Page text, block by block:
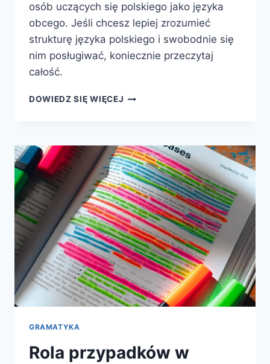
osób uczących się polskiego jako języka
obcego. Jeśli chcesz lepiej zrozumieć
strukturę języka polskiego i swobodnie się
nim posługiwać, koniecznie przeczytaj
całość.
DOWIEDZ SIĘ WIĘCEJ PODSTAWY
GRAMATYKA
Rola przypadków w